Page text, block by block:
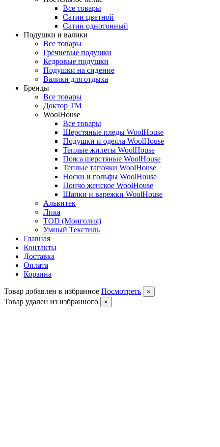
Все товары
Сатин цветной
Сатин однотонный
Подушки и валики
Все товары
Гречневые подушки
Кедровые подушки
Подушки на сидение
Валики для отдыха
Бренды
Все товары
Доктор ТМ
WoolHouse
Все товары
Шерстяные пледы WoolHouse
Подушки и одеяла WoolHouse
Теплые жилеты WoolHouse
Пояса шерстяные WoolHouse
Теплые тапочки WoolHouse
Носки и гольфы WoolHouse
Пончо женское WoolHouse
Шапки и варежки WoolHouse
Альвитек
Лика
TOD (Монголия)
Умный Текстиль
Главная
Контакты
Доставка
Оплата
Корзина
Товар добавлен в избранное Посмотреть ×
Товар удален из избранного ×